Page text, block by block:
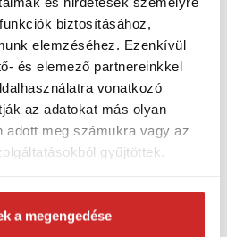
biztosításához,
elemzéséhez. Ezenkívül
és elemező partnereinkkel
vonatkozó
az adatokat más olyan
adott meg számukra vagy az
gyűjtöttek.
a megengedése
és a talaj erózió elleni
növekedésének csökkentése